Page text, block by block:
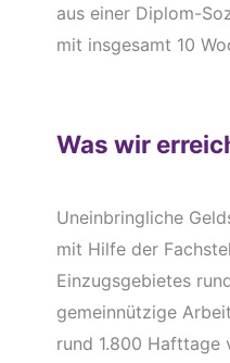
aus einer Diplom-
mit insgesamt 10
Was wir
Uneinbringliche
mit Hilfe der
Einzugsgebietes
gemeinnützige
rund 1.800 Hafttage